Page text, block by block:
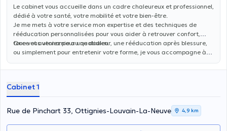
Le cabinet vous accueille dans un cadre chaleureux et professionnel,
dédié à votre santé, votre mobilité et votre bien-être.
Je me mets à votre service mon expertise et des techniques de
rééducation personnalisées pour vous aider à retrouver confort,
force et autonomie au quotidien.
Que vous veniez pour une douleur, une rééducation après blessure,
ou simplement pour entretenir votre forme, je vous accompagne à
humaine et à l’écoute de vos besoins.
Cabinet 1
Rue de Pinchart 33, Ottignies-Louvain-La-Neuve 4,9 km